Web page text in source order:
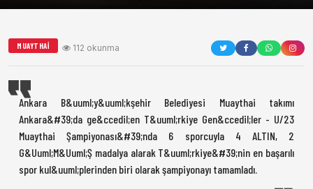
MUAYTHAI 112 okunma
Ankara B&uuml;y&uuml;kşehir Belediyesi Muaythai takımı
Ankara&#39;da ge&ccedil;en T&uuml;rkiye Gen&ccedil;ler - U/23
Muaythai Şampiyonası&#39;nda 6 sporcuyla 4 ALTIN, 2
G&Uuml;M&Uuml;Ş madalya alarak T&uuml;rkiye&#39;nin en başarılı
spor kul&uuml;plerinden biri olarak şampiyonayı tamamladı.